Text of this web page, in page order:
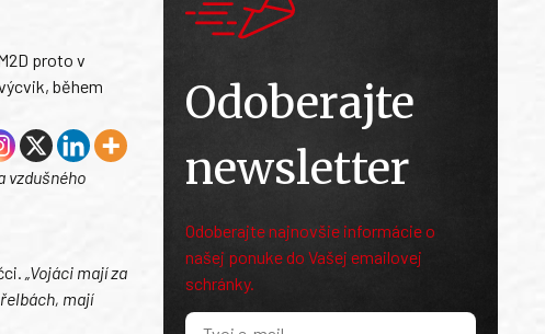
proto v
během
vzdušného
„Vojáci mají za
mají
Odoberajte
newsletter
Odoberajte najnovšie informácie o
našej ponuke do Vašej emailovej
schránky.